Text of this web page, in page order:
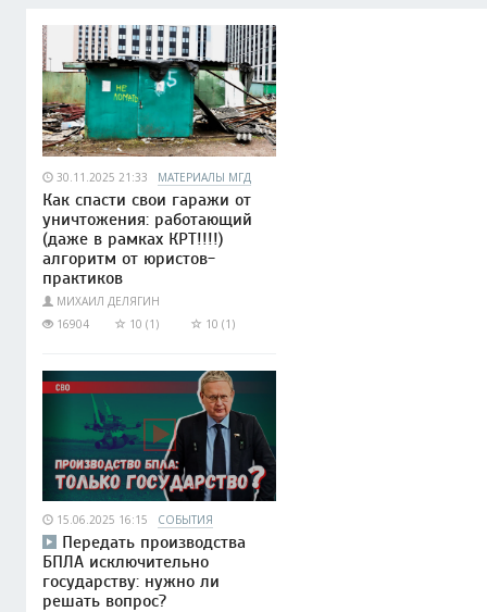
30.11.2025 21:33 МАТЕРИАЛЫ МГД
Как спасти свои гаражи от
уничтожения: работающий
(даже в рамках КРТ!!!!)
алгоритм от юристов-
практиков
МИХАИЛ ДЕЛЯГИН
16904
10 (1) 10 (1)
15.06.2025 16:15 СОБЫТИЯ
Передать производства
БПЛА исключительно
государству: нужно ли
решать вопрос?